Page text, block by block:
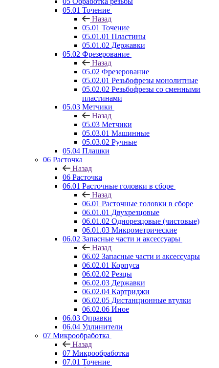
05.01 Точение
Назад
05.01 Точение
05.01.01 Пластины
05.01.02 Державки
05.02 Фрезерование
Назад
05.02 Фрезерование
05.02.01 Резьбофрезы монолитные
05.02.02 Резьбофрезы со сменными
пластинами
05.03 Метчики
Назад
05.03 Метчики
05.03.01 Машинные
05.03.02 Ручные
05.04 Плашки
06 Расточка
Назад
06 Расточка
06.01 Расточные головки в сборе
Назад
06.01 Расточные головки в сборе
06.01.01 Двухрезцовые
06.01.02 Однорезцовые (чистовые)
06.01.03 Микрометрические
06.02 Запасные части и аксессуары
Назад
06.02 Запасные части и аксессуары
06.02.01 Корпуса
06.02.02 Резцы
06.02.03 Державки
06.02.04 Картриджи
06.02.05 Дистанционные втулки
06.02.06 Иное
06.03 Оправки
06.04 Удлинители
07 Микрообработка
Назад
07 Микрообработка
07.01 Точение